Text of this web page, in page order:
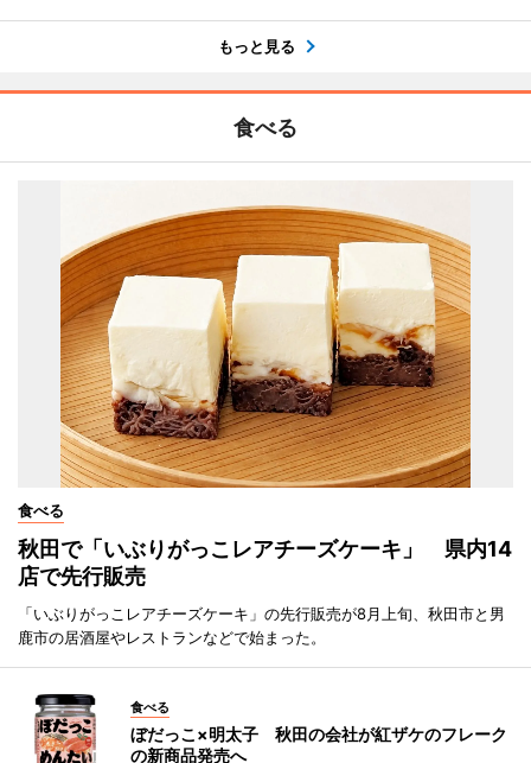
もっと見る
食べる
食べる
秋田で「いぶりがっこレアチーズケーキ」 県内14
店で先行販売
「いぶりがっこレアチーズケーキ」の先行販売が8月上旬、秋田市と男
鹿市の居酒屋やレストランなどで始まった。
食べる
ぼだっこ×明太子 秋田の会社が紅ザケのフレーク
の新商品発売へ